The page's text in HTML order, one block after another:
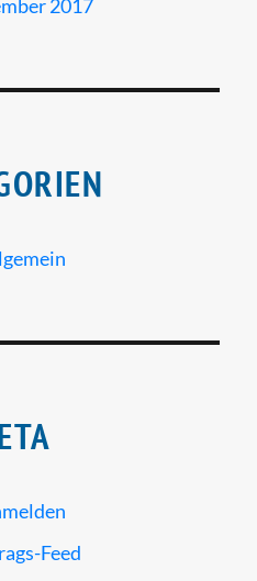
2017
Feed